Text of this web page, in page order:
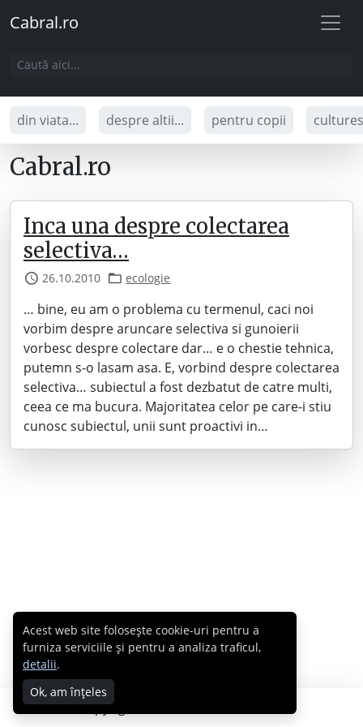
Cabral.ro
din viata... despre altii... pentru copii
Cabral.ro
Inca una despre colectarea
selectiva…
26.10.2010 ecologie
… bine, eu am o problema cu termenul, caci noi
vorbim despre aruncare selectiva si gunoierii
vorbesc despre colectare dar… e o chestie tehnica,
putemn s-o lasam asa. E, vorbind despre colectarea
selectiva… subiectul a fost dezbatut de catre multi,
ceea ce ma bucura. Majoritatea celor pe care-i stiu
cunosc subiectul, unii sunt proactivi in…
Copyright © 2007 - 2026 Cabral.ro
Acest web site folosește cookie-uri pentru a
furniza serviciile și pentru a analiza traficul,
detalii.
Ok, am înțeles